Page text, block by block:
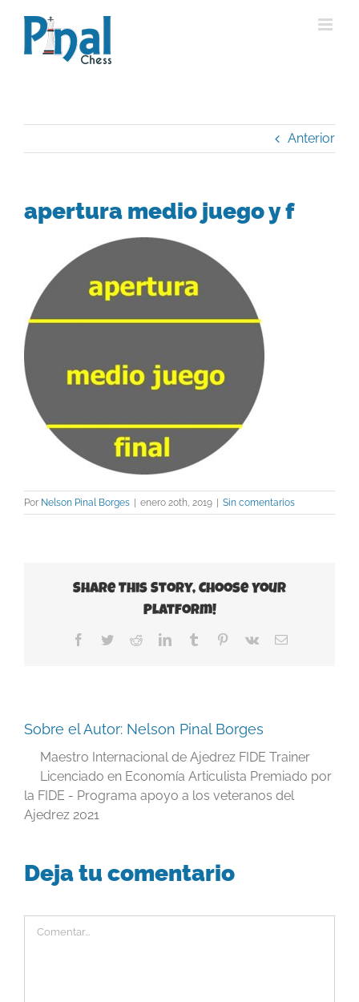
contenido
Anterior
apertura medio juego y f
Por Nelson Pinal Borges | enero 20th, 2019 | Sin comentarios
Share This Story, Choose Your
Platform!
Facebook
TwitterRedditLinkedInTumblr Pinterest
Vk
Correo
Sobre el Autor: Nelson Pinal Borges
Maestro Internacional de Ajedrez FIDE Trainer
Licenciado en Economía Articulista Premiado por
la FIDE - Programa apoyo a los veteranos del
Ajedrez 2021
Deja tu comentario